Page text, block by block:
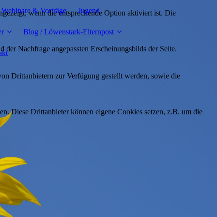
Webinare & Vorträge Jugend
Blog / Löwenstark-Elternpost
wenn die entsprechende Option aktiviert ist. Die
Nachfrage angepassten Erscheinungsbilds der Seite.
Drittanbietern zur Verfügung gestellt werden, sowie die
Diese Drittanbieter können eigene Cookies setzen, z.B. um die